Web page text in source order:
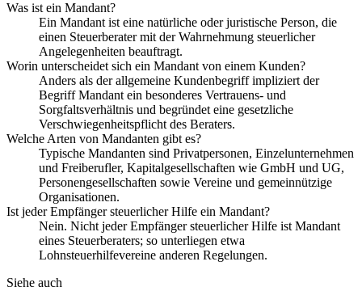
Was ist ein Mandant?
Ein Mandant ist eine natürliche oder juristische Person, die
einen Steuerberater mit der Wahrnehmung steuerlicher
Angelegenheiten beauftragt.
Worin unterscheidet sich ein Mandant von einem Kunden?
Anders als der allgemeine Kundenbegriff impliziert der
Begriff Mandant ein besonderes Vertrauens- und
Sorgfaltsverhältnis und begründet eine gesetzliche
Verschwiegenheitspflicht des Beraters.
Welche Arten von Mandanten gibt es?
Typische Mandanten sind Privatpersonen, Einzelunternehmen
und Freiberufler, Kapitalgesellschaften wie GmbH und UG,
Personengesellschaften sowie Vereine und gemeinnützige
Organisationen.
Ist jeder Empfänger steuerlicher Hilfe ein Mandant?
Nein. Nicht jeder Empfänger steuerlicher Hilfe ist Mandant
eines Steuerberaters; so unterliegen etwa
Lohnsteuerhilfevereine anderen Regelungen.
Siehe auch